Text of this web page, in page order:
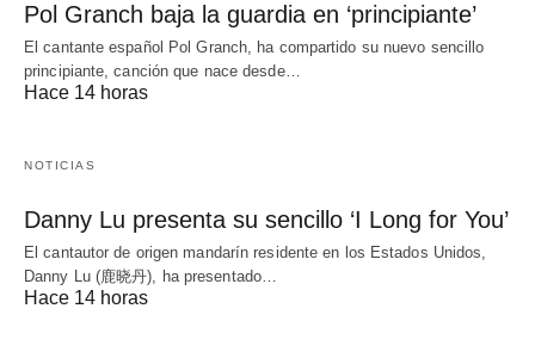
Pol Granch baja la guardia en ‘principiante’
El cantante español Pol Granch, ha compartido su nuevo sencillo
principiante, canción que nace desde…
Hace 14 horas
NOTICIAS
Danny Lu presenta su sencillo ‘I Long for You’
El cantautor de origen mandarín residente en los Estados Unidos,
Danny Lu (鹿晓丹), ha presentado…
Hace 14 horas